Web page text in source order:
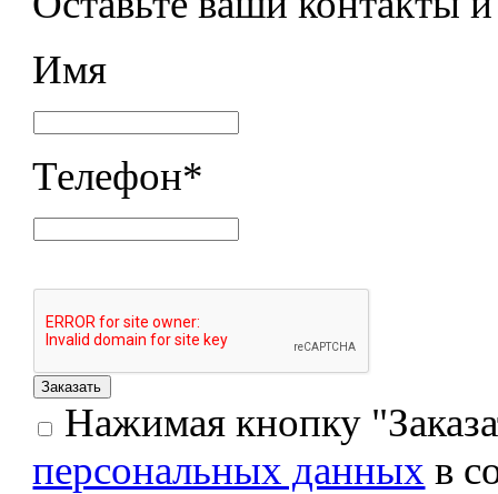
Имя
Телефон*
Нажимая кнопку
персональных данных в